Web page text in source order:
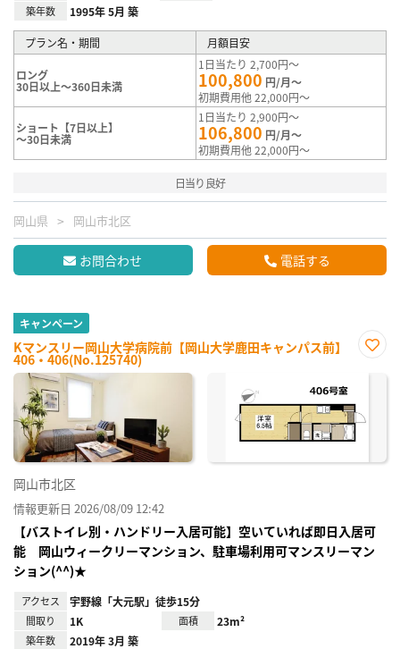
築年数 1995年 5月 築
プラン名・期間 月額目安
ロング
30日以上～360日未満
1日当たり 2,700円～
100,800 円/月～
初期費用他 22,000円～
ショート【7日以上】
～30日未満
1日当たり 2,900円～
106,800 円/月～
初期費用他 22,000円～
日当り良好
岡山県 岡山市北区
お問合わせ 電話する
キャンペーン
Kマンスリー岡山大学病院前【岡山大学鹿田キャンパス前】
406・406(No.125740)
に入
岡山市北区
情報更新日 2026/08/09 12:42
【バストイレ別・ハンドリー入居可能】空いていれば即日入居可
能 岡山ウィークリーマンション、駐車場利用可マンスリーマン
ション(^^)★
アクセス 宇野線「大元駅」徒歩15分
間取り 1K 面積 23m²
築年数 2019年 3月 築